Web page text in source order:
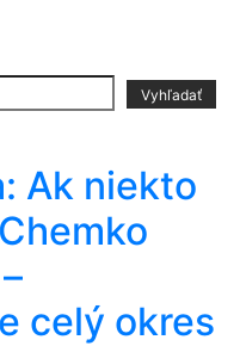
Ak niekto
celý okres